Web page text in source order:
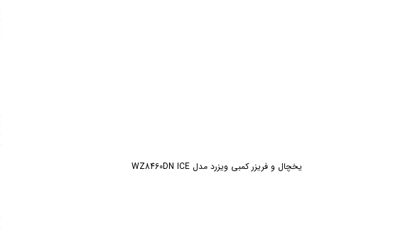
یخچال و فریزر کمبی ویزرد مدل WZ8460DN ICE